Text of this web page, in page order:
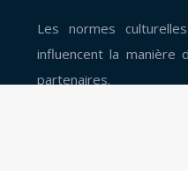
Les normes
influencent la manière
partenaires.